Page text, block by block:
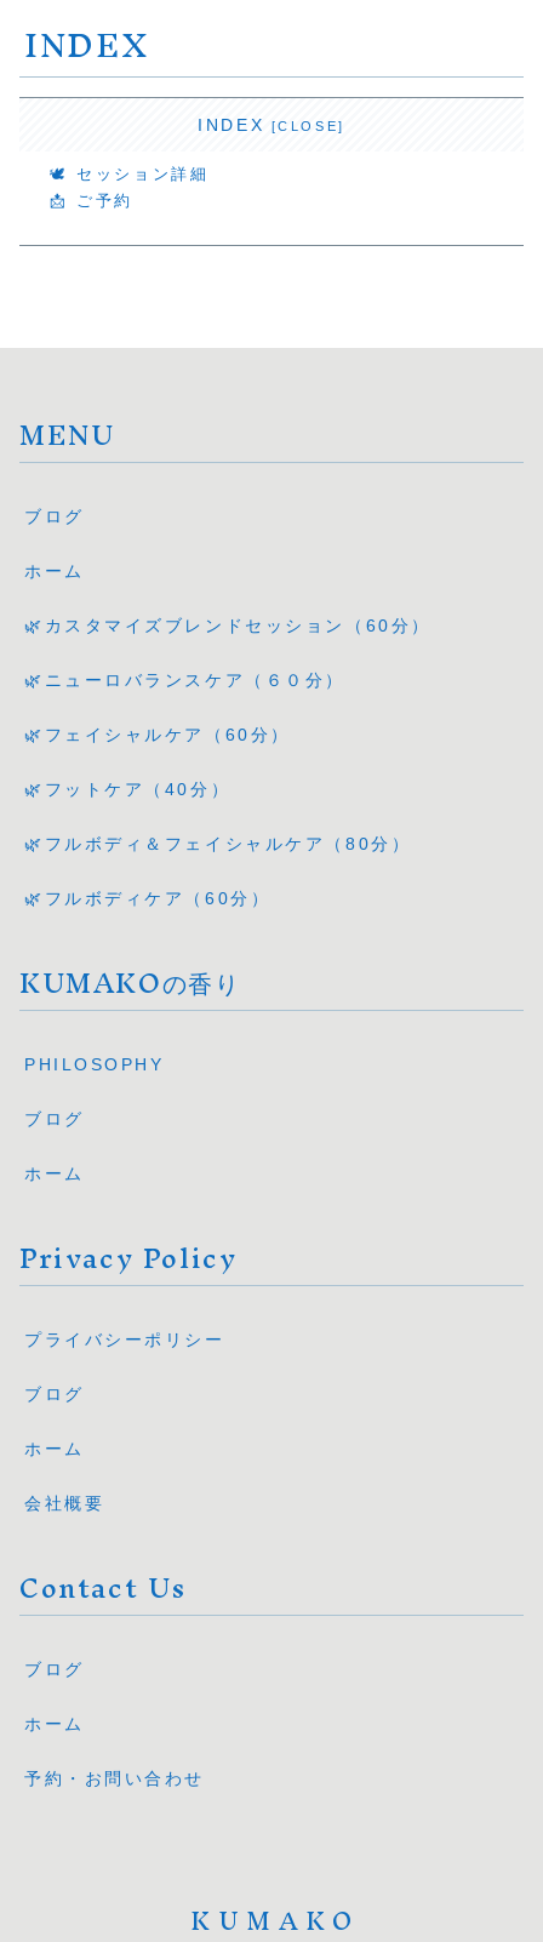
INDEX
INDEX
🕊 セッション詳細
📩 ご予約
MENU
ブログ
ホーム
🌿カスタマイズブレンドセッション（60分）
🌿ニューロバランスケア（６０分）
🌿フェイシャルケア（60分）
🌿フットケア（40分）
🌿フルボディ＆フェイシャルケア（80分）
🌿フルボディケア（60分）
KUMAKOの香り
PHILOSOPHY
ブログ
ホーム
Privacy Policy
プライバシーポリシー
ブログ
ホーム
会社概要
Contact Us
ブログ
ホーム
予約・お問い合わせ
KUMAKO